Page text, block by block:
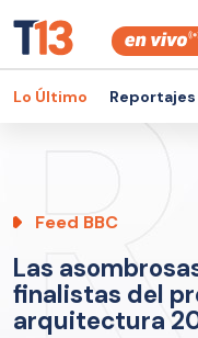
Lo Último
Feed BBC
Las
finalistas del
arquitectura